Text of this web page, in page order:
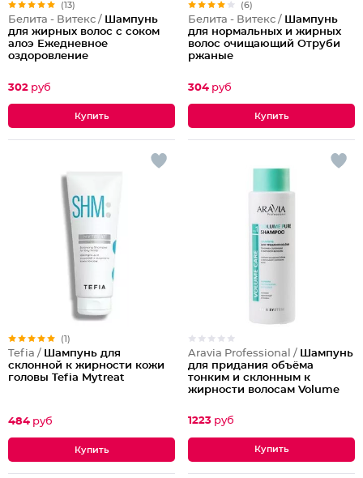
(13)
Белита - Витекс / Шампунь
для жирных волос с соком
алоэ Ежедневное
оздоровление
302 руб
(6)
Белита - Витекс / Шампунь
для нормальных и жирных
волос очищающий Отруби
ржаные
304 руб
(1)
Tefia / Шампунь для
склонной к жирности кожи
головы Tefia Mytreat
484 руб
Aravia Professional / Шампунь
для придания объёма
тонким и склонным к
жирности волосам Volume
1223 руб